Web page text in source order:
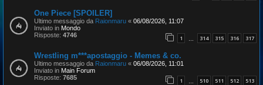
One Piece [SPOILER]
Ultimo messaggio da Raionmaru « 06/08/2026, 11:07
Inviato in Mondo
Risposte: 4746 1 314 315 316 317
Wrestling m***apostaggio - Memes & co.
Ultimo messaggio da Raionmaru « 06/08/2026, 11:01
Inviato in Main Forum
Risposte: 7685 1 510 511 512 513